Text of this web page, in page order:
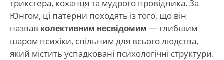
трикстера, коханця та мудрого провідника. За
Юнгом, ці патерни походять із того, що він
назвав колективним несвідомим — глибшим
шаром психіки, спільним для всього людства,
який містить успадковані психологічні структури.